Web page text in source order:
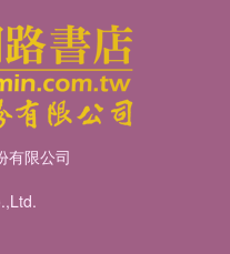
有限公司